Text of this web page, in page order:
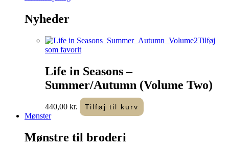
Nyheder
Tilføj
som favorit
Life in Seasons –
Summer/Autumn (Volume Two)
440,00 kr. Tilføj til kurv
Mønster
Mønstre til broderi